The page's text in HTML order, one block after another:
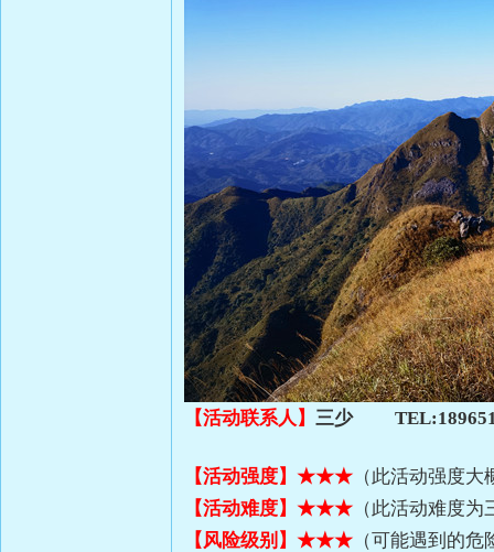
【活动联系人】 三少
【活动强度】 ★★★ （此活动强度
【活动难度】 ★★★ （此活动难度
【风险级别】 ★★★ （可能遇到的